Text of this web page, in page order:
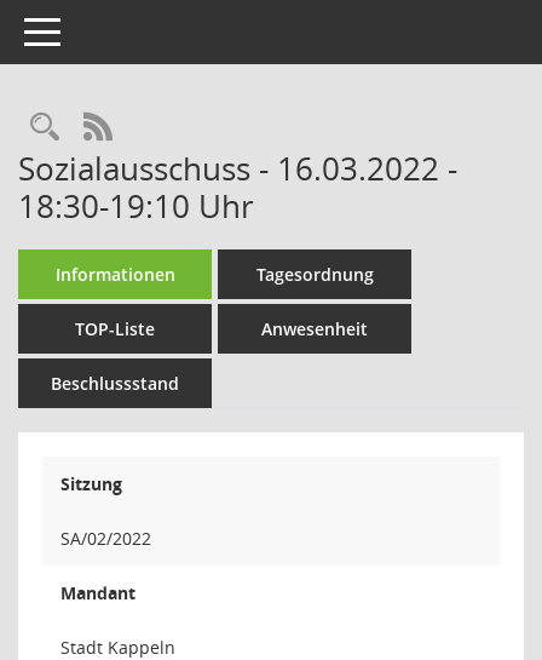
Toggle navigation
Rechercheauswahl
RSS-Feed
Sozialausschuss - 16.03.2022 -
18:30-19:10 Uhr
Informationen Tagesordnung
TOP-Liste Anwesenheit
Beschlussstand
Sitzung
SA/02/2022
Mandant
Stadt Kappeln